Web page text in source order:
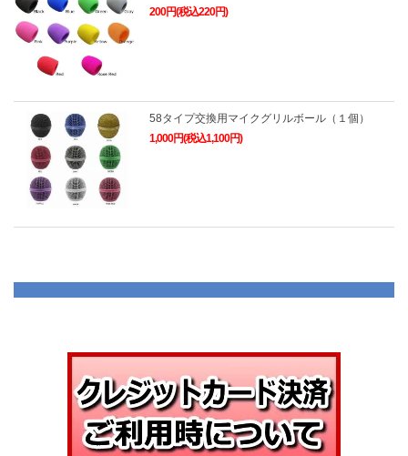
200円(税込220円)
58タイプ交換用マイクグリルボール（１個）
1,000円(税込1,100円)